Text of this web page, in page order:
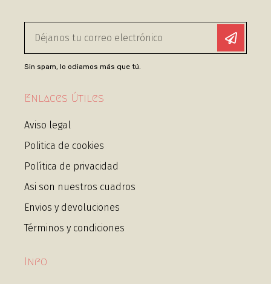
Sin spam, lo odiamos más que tú.
Enlaces Útiles
Aviso legal
Politica de cookies
Política de privacidad
Asi son nuestros cuadros
Envios y devoluciones
Términos y condiciones
Info